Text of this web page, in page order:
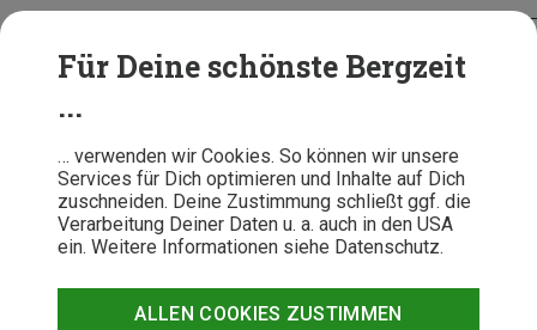
Für Deine schönste Bergzeit
...
… verwenden wir Cookies. So können wir unsere
Services für Dich optimieren und Inhalte auf Dich
zuschneiden. Deine Zustimmung schließt ggf. die
Verarbeitung Deiner Daten u. a. auch in den USA
ein. Weitere Informationen siehe Datenschutz.
ALLEN COOKIES ZUSTIMMEN